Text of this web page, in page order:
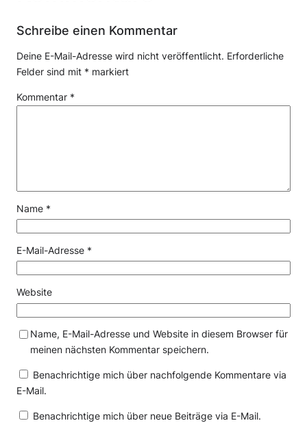
Schreibe einen Kommentar
Deine E-Mail-Adresse wird nicht veröffentlicht. Erforderliche
Felder sind mit * markiert
Kommentar *
Name *
E-Mail-Adresse *
Website
Name, E-Mail-Adresse und Website in diesem Browser für
meinen nächsten Kommentar speichern.
Benachrichtige mich über nachfolgende Kommentare via
E-Mail.
Benachrichtige mich über neue Beiträge via E-Mail.